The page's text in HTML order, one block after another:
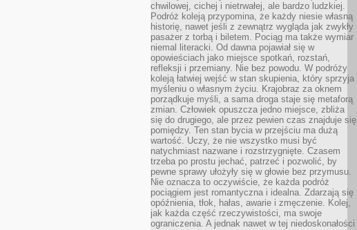
chwilowej, cichej i nietrwałej, ale bardzo ludzkiej.
Podróż koleją przypomina, że każdy niesie własną
historię, nawet jeśli z zewnątrz wygląda jak zwykły
pasażer z torbą i biletem. Pociąg ma także wymiar
niemal literacki. Od dawna pojawiał się w
opowieściach jako miejsce spotkań, rozstań,
refleksji i przemiany. Nie bez powodu. W podróży
koleją łatwiej wejść w stan skupienia, który sprzyja
myśleniu o własnym życiu. Krajobraz za oknem
porządkuje myśli, a sama droga staje się metaforą
zmian. Człowiek opuszcza jedno miejsce, zbliża
się do drugiego, ale przez pewien czas znajduje się
pomiędzy. Ten stan bycia w przejściu ma dużą
wartość. Uczy, że nie wszystko musi być
natychmiast nazwane i rozstrzygnięte. Czasem
trzeba po prostu jechać, patrzeć i pozwolić, by
pewne sprawy ułożyły się w głowie bez przymusu.
Nie oznacza to oczywiście, że każda podróż
pociągiem jest romantyczna i idealna. Zdarzają się
opóźnienia, tłok, hałas, awarie i zmęczenie. Kolej,
jak każda część rzeczywistości, ma swoje
ograniczenia. A jednak nawet w tej niedoskonałości